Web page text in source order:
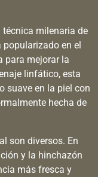
técnica milenaria de
en el
para mejorar la
linfático, esta
suave en la piel con
hecha de
son diversos. En
y la hinchazón
más fresca y